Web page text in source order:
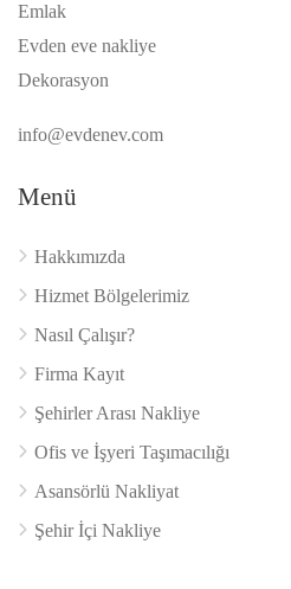
Emlak
Evden eve nakliye
Dekorasyon
info@evdenev.com
Menü
Hakkımızda
Hizmet Bölgelerimiz
Nasıl Çalışır?
Firma Kayıt
Şehirler Arası Nakliye
Ofis ve İşyeri Taşımacılığı
Asansörlü Nakliyat
Şehir İçi Nakliye